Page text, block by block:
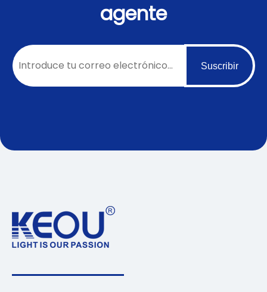
agente
Suscribir